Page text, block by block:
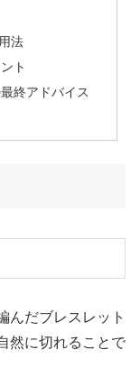
法
ト
終アドバイス
んだブレスレット
然に切れることで